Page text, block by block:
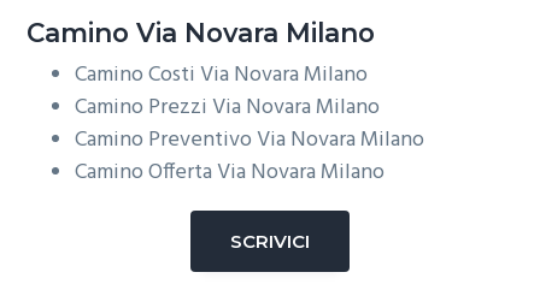
Camino Via Novara Milano
Camino Costi Via Novara Milano
Camino Prezzi Via Novara Milano
Camino Preventivo Via Novara Milano
Camino Offerta Via Novara Milano
SCRIVICI